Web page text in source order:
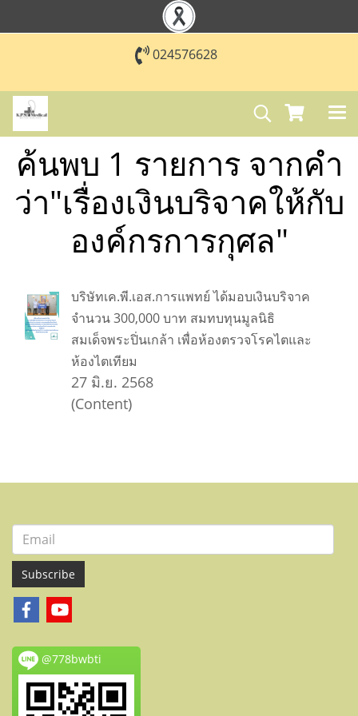
024576628
ค้นพบ 1 รายการ จากคำ
ว่า"เรื่องเงินบริจาคให้กับ
องค์กรการกุศล"
บริษัทเค.พี.เอส.การแพทย์ ได้มอบเงินบริจาค
จำนวน 300,000 บาท สมทบทุนมูลนิธิ
สมเด็จพระปิ่นเกล้า เพื่อห้องตรวจโรคไตและ
ห้องไตเทียม
27 มิ.ย. 2568
(Content)
Subscribe
@778bwbti